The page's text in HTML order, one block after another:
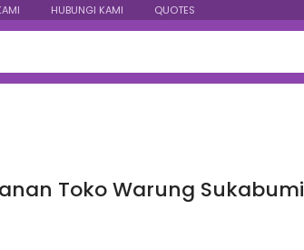
HUBUNGI KAMI QUOTES
Toko Warung Sukabumi